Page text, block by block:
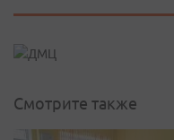
Смотрите также